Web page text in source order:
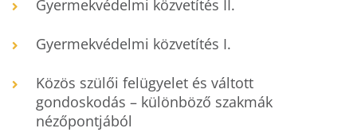
Gyermekvédelmi közvetítés II.
Gyermekvédelmi közvetítés I.
Közös szülői felügyelet és váltott
gondoskodás – különböző szakmák
nézőpontjából